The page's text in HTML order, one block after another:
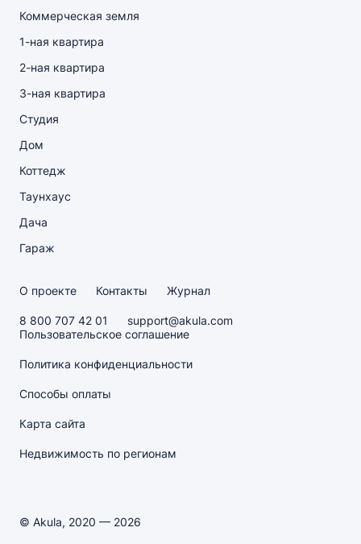
Коммерческая земля
1-ная квартира
2-ная квартира
3-ная квартира
Студия
Дом
Коттедж
Таунхаус
Дача
Гараж
О проекте Контакты Журнал
8 800 707 42 01
support@akula.com
Пользовательское соглашение
Политика конфиденциальности
Способы оплаты
Карта сайта
Недвижимость по регионам
© Akula, 2020 — 2026